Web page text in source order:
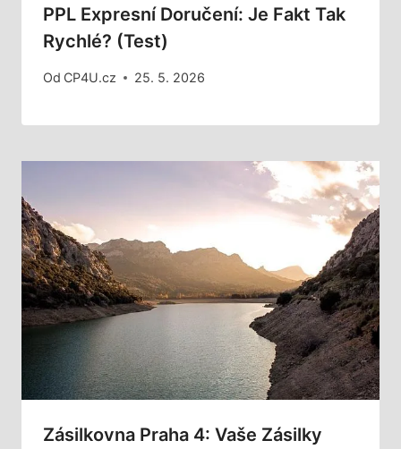
PPL Expresní Doručení: Je Fakt Tak
Rychlé? (Test)
Od CP4U.cz 25. 5. 2026
Zásilkovna Praha 4: Vaše Zásilky